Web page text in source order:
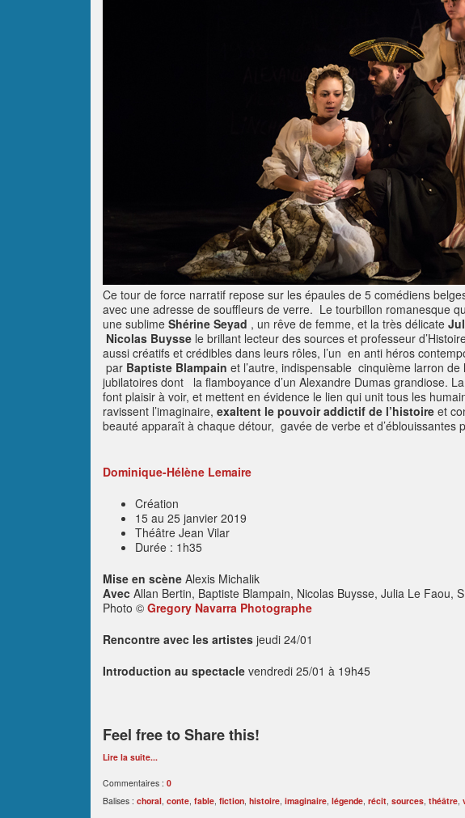
Ce tour de force narratif repose sur les épaules de 5 comédiens
avec une adresse de souffleurs de verre. Le tourbillon romanesque
une sublime Shérine Seyad , un rêve de femme, et la très délicate
Nicolas Buysse le brillant lecteur des sources et professeur
aussi créatifs et crédibles dans leurs rôles, l’un en anti héros
par Baptiste Blampain et l’autre, indispensable cinquième larron de
jubilatoires dont la flamboyance d’un Alexandre Dumas grandiose.
font plaisir à voir, et mettent en évidence le lien qui unit tous les
ravissent l’imaginaire, exaltent le pouvoir addictif de l’histoire et
beauté apparaît à chaque détour, gavée de verbe et d’éblouissantes
Dominique-Hélène Lemaire
Création
15 au 25 janvier 2019
Théâtre Jean Vilar
Durée : 1h35
Mise en scène Alexis Michalik
Avec Allan Bertin, Baptiste Blampain, Nicolas Buysse, Julia Le Faou,
Photo © Gregory Navarra Photographe
Rencontre avec les artistes jeudi 24/01
Introduction au spectacle vendredi 25/01 à 19h45
Feel free to Share this!
Lire la suite...
Commentaires : 0
Balises : choral, conte, fable, fiction, histoire, imaginaire, légende, récit, sources, théâtre,